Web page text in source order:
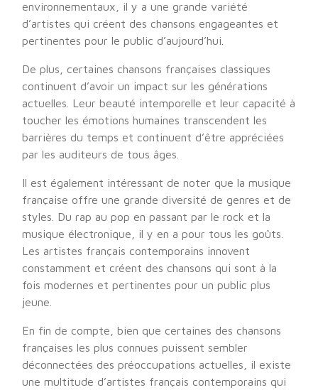
environnementaux, il y a une grande variété
d’artistes qui créent des chansons engageantes et
pertinentes pour le public d’aujourd’hui.
De plus, certaines chansons françaises classiques
continuent d’avoir un impact sur les générations
actuelles. Leur beauté intemporelle et leur capacité à
toucher les émotions humaines transcendent les
barrières du temps et continuent d’être appréciées
par les auditeurs de tous âges.
Il est également intéressant de noter que la musique
française offre une grande diversité de genres et de
styles. Du rap au pop en passant par le rock et la
musique électronique, il y en a pour tous les goûts.
Les artistes français contemporains innovent
constamment et créent des chansons qui sont à la
fois modernes et pertinentes pour un public plus
jeune.
En fin de compte, bien que certaines des chansons
françaises les plus connues puissent sembler
déconnectées des préoccupations actuelles, il existe
une multitude d’artistes français contemporains qui